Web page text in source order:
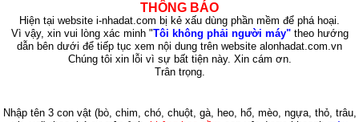
THÔNG BÁO
Hiện tại website i-nhadat.com bị kẻ xấu dùng phần mềm để phá hoại.
Vì vậy, xin vui lòng xác minh "Tôi không phải người máy"theo hướng
dẫn bên dưới để tiếp tục xem nội dung trên website alonhadat.com.vn
Chúng tôi xin lỗi vì sự bất tiện này. Xin cám ơn.
Trân trọng.
Nhập tên 3 con vật (bò, chim, chó, chuột, gà, heo, hổ, mèo, ngựa, thỏ, trâu,